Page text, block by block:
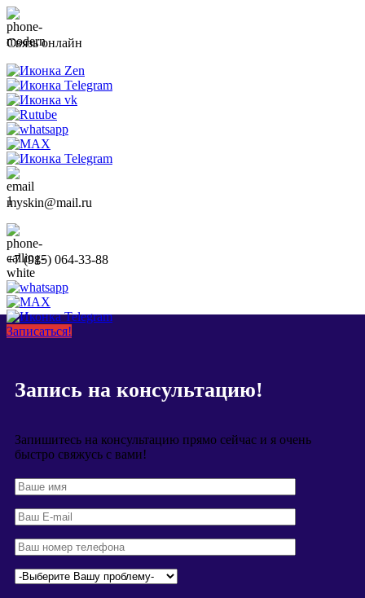
Связь онлайн
myskin@mail.ru
+7 (915) 064-33-88
Записаться!
Запись на консультацию!
Запишитесь на консультацию прямо сейчас и я очень
быстро свяжусь с вами!